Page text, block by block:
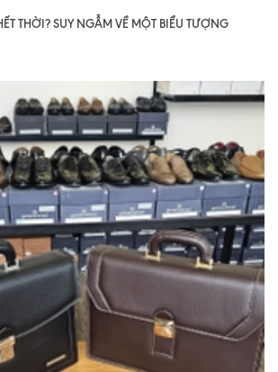
THỜI? SUY NGẪM VỀ MỘT BIỂU TƯỢNG